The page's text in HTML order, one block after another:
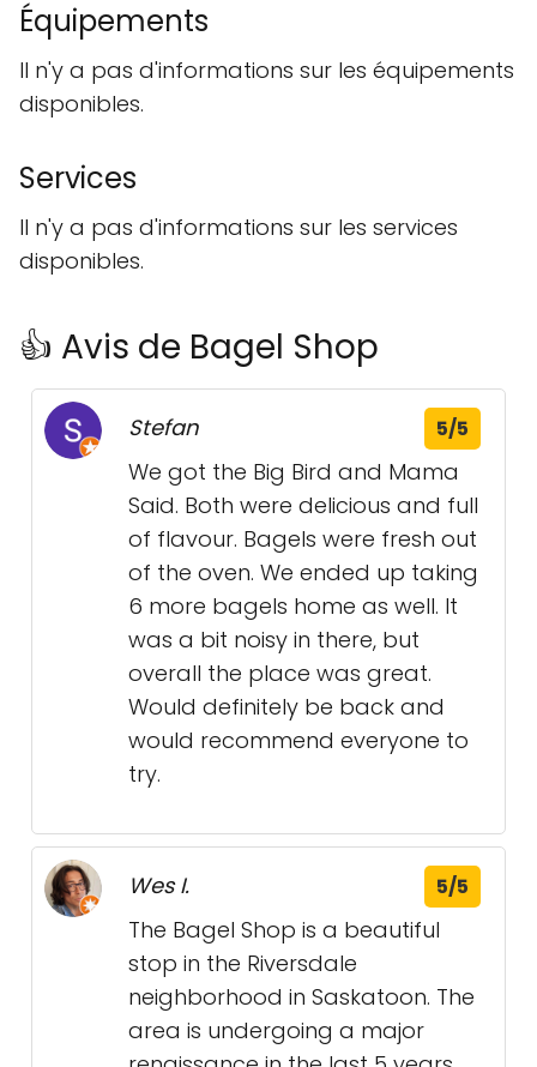
Équipements
Il n'y a pas d'informations sur les équipements
disponibles.
Services
Il n'y a pas d'informations sur les services
disponibles.
👍 Avis de Bagel Shop
Stefan 5/5
We got the Big Bird and Mama
Said. Both were delicious and full
of flavour. Bagels were fresh out
of the oven. We ended up taking
6 more bagels home as well. It
was a bit noisy in there, but
overall the place was great.
Would definitely be back and
would recommend everyone to
try.
Wes I. 5/5
The Bagel Shop is a beautiful
stop in the Riversdale
neighborhood in Saskatoon. The
area is undergoing a major